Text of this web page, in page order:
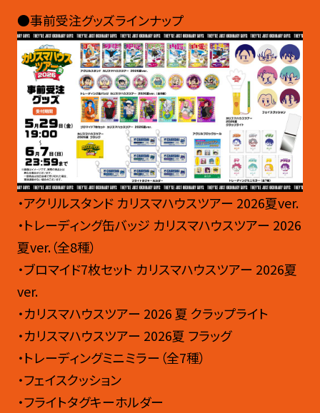
●事前受注グッズラインナップ
・アクリルスタンド カリスマハウスツアー 2026夏ver.
・トレーディング缶バッジ カリスマハウスツアー 2026
夏ver.（全8種）
・ブロマイド7枚セット カリスマハウスツアー 2026夏
ver.
・カリスマハウスツアー 2026 夏 クラップライト
・カリスマハウスツアー 2026夏 フラッグ
・トレーディングミニミラー（全7種）
・フェイスクッション
・フライトタグキーホルダー